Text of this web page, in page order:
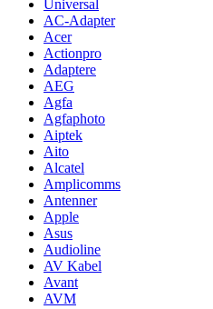
Universal
AC-Adapter
Acer
Actionpro
Adaptere
AEG
Agfa
Agfaphoto
Aiptek
Aito
Alcatel
Amplicomms
Antenner
Apple
Asus
Audioline
AV Kabel
Avant
AVM